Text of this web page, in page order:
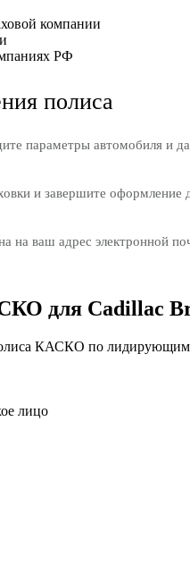
компании
РФ
полиса
параметры автомобиля и
и завершите оформление
на ваш адрес электронной
для Cadillac
КАСКО по
лицо